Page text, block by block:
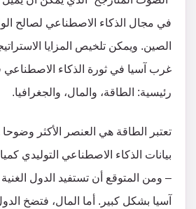
في مجال الذكاء الاصطناعي لصالح
الصين. ويمكن تلخيص المزايا
غرب آسيا في ثورة الذكاء الاصطناعي
رئيسية: الطاقة، والمال، والجغرافيا.
تعتبر الطاقة هي العنصر الأكثر
بيانات الذكاء الاصطناعي التوليدي
– ومن المتوقع أن تستفيد الدول
آسيا بشكل كبير. أما المال، فتضخ